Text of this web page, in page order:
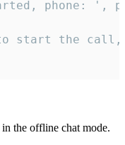
phone: ',
start the
the offline chat mode.